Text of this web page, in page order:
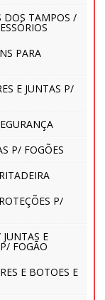
DOS TAMPOS /
PARA
E JUNTAS P/
P/ FOGÕES
P/
JUNTAS E
FOGÃO
E BOTOES E